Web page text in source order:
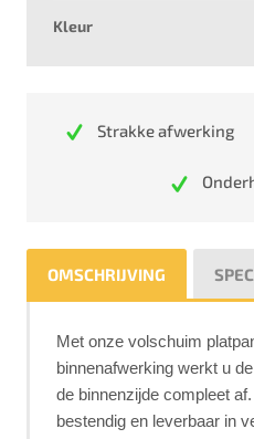
Kleur
Strakke afwerking
OMSCHRIJVING
Met onze volschuim
binnenafwerking werkt u
de binnenzijde compleet
bestendig en leverbaar in